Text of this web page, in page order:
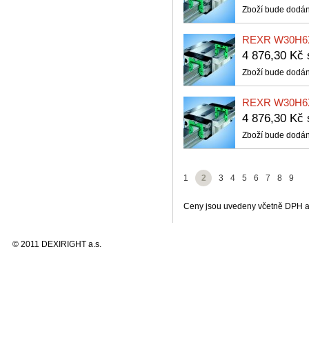
Zboží bude
REXR
4 876,30
Zboží bude
REXR
4 876,30
Zboží bude
1 2 3 4 5 6 7 8 9
Ceny jsou uvedeny včetně DPH
© 2011 DEXIRIGHT a.s.